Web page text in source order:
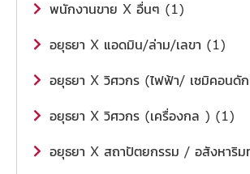
พนักงานขาย X อื่นๆ (1)
อยุธยา X แอดมิน/ล่าม/เลขา (1)
อยุธยา X วิศวกร (ไฟฟ้า/ เซมิคอนดั
อยุธยา X วิศวกร (เครื่องกล ) (1)
อยุธยา X สถาปัตยกรรม / อสังหาริ